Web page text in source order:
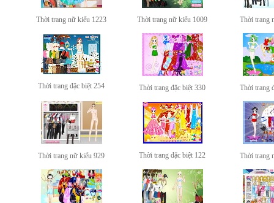
Thời trang nữ kiểu 1223 Thời trang nữ kiểu 1009 Thời trang
Thời trang đặc biệt 254 Thời trang đặc biệt 330 Thời trang
Thời trang nữ kiểu 929 Thời trang đặc biệt 122 Thời trang